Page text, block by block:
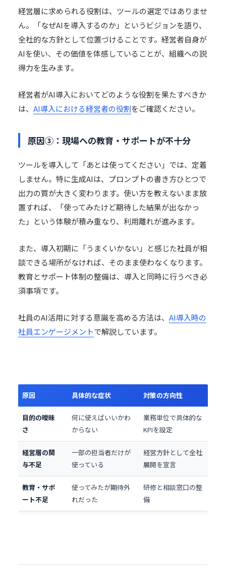
経営層に求められる役割は、ツールの選定ではありませ
ん。「なぜAIを導入するのか」というビジョンを語り、
全社的な方針として位置づけることです。経営者自身が
AIを使い、その価値を体感していることが、組織への説
得力を生みます。
経営者がAI導入においてどのような役割を果たすべきか
は、 AI導入における経営者の役割をご確認ください。
原因③：現場への教育・サポートが不十分
ツールを導入して「あとは使ってください」では、定着
しません。特に生成AIは、プロンプトの書き方ひとつで
出力の質が大きく変わります。使い方を教えないまま放
置すれば、「使ってみたけど期待した結果が出なかっ
た」という体験が積み重なり、利用離れが進みます。
また、導入初期に「うまくいかない」と感じた社員が相
談できる場所がなければ、そのまま使わなくなります。
教育とサポート体制の整備は、導入と同時に行うべき必
須事項です。
社員のAI活用に対する意識を高める方法は、 AI導入時の
社員エンゲージメントで解説しています。
原因 具体的な症状 対策の方向性
目的の曖昧
さ
何に使えばいいかわ
からない
業務単位で具体的な
KPIを設定
経営層の関
与不足
一部の担当者だけが
使っている
経営方針として全社
展開を宣言
教育・サポ
ート不足
使ってみたが期待外
れだった
研修と相談窓口の整
備